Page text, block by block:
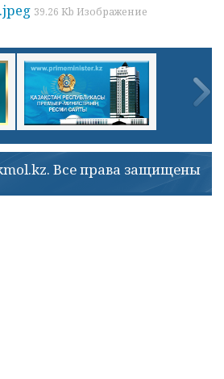
39.26 Kb Изображение
Все права защищены